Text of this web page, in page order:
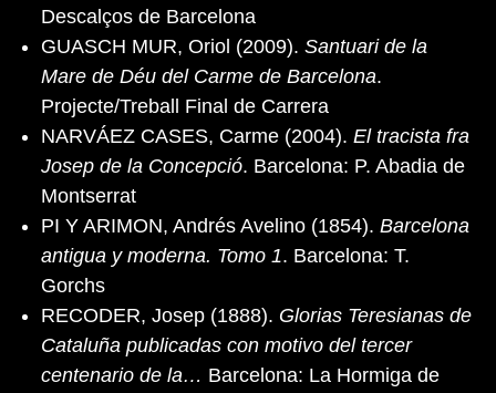
Descalços de Barcelona
GUASCH MUR, Oriol (2009). Santuari de la
Mare de Déu del Carme de Barcelona.
Projecte/Treball Final de Carrera
NARVÁEZ CASES, Carme (2004). El tracista fra
Josep de la Concepció. Barcelona: P. Abadia de
Montserrat
PI Y ARIMON, Andrés Avelino (1854). Barcelona
antigua y moderna. Tomo 1. Barcelona: T.
Gorchs
RECODER, Josep (1888). Glorias Teresianas de
Cataluña publicadas con motivo del tercer
centenario de la… Barcelona: La Hormiga de